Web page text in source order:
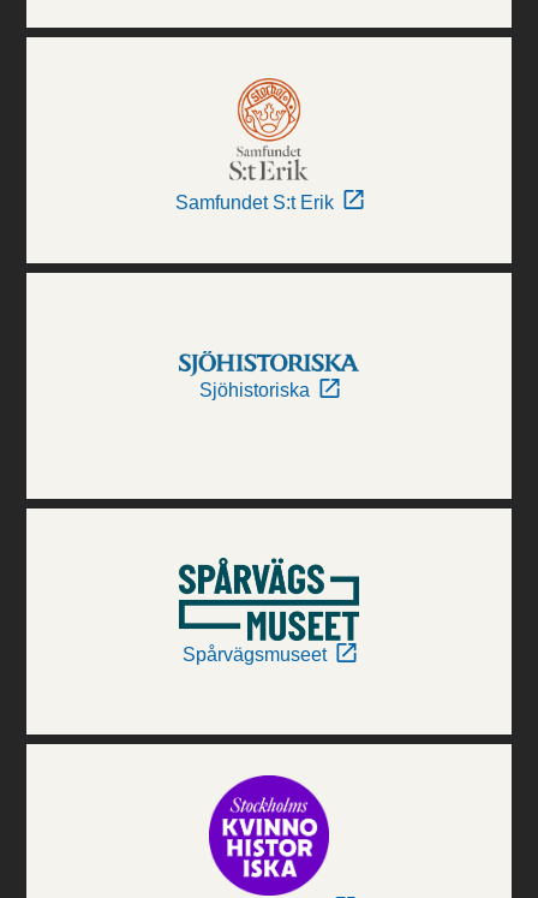
Samfundet S:t Erik
Sjöhistoriska
Spårvägsmuseet